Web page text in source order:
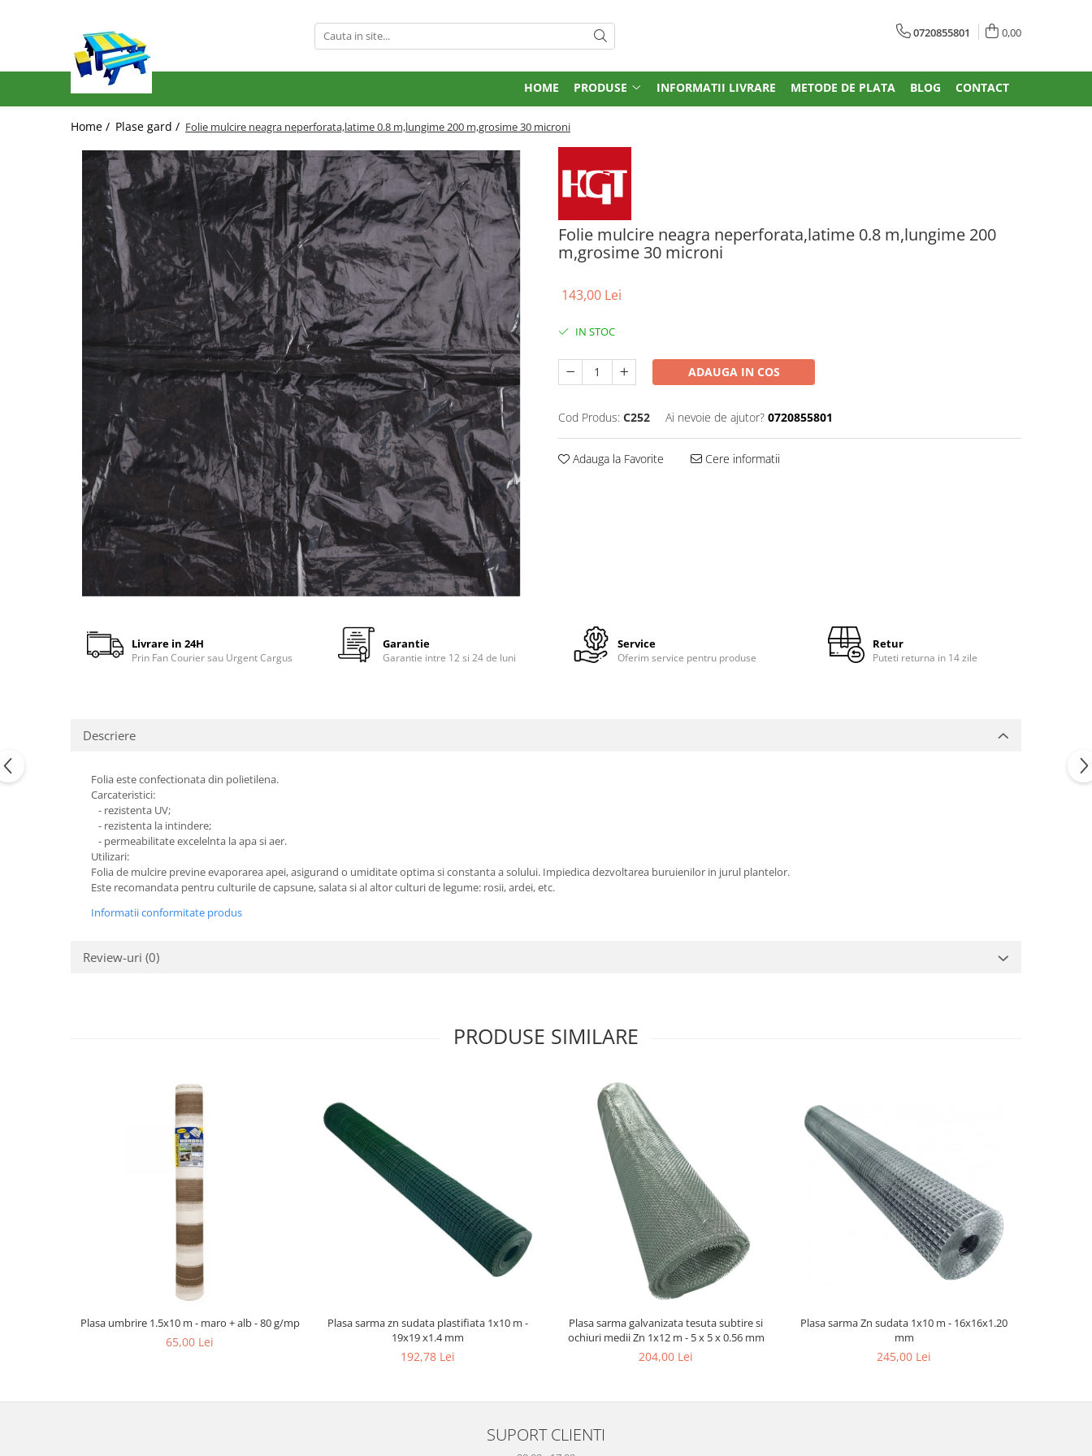
Produse
Plasa sarma galvanizata zincata
Plasa sarma rabitz
Sarma moale
Plase polietilena
Plase anti insecte
Plase anti pasari
Plase anti buruieni
Plase castraveti
Cosuri Pentru Gunoi
Butoaie pentru vin
Tocatoare crengi
Chiuvete Baie si Bucatarie
0720855801 0,00
HOME PRODUSE INFORMATII LIVRARE METODE DE PLATA BLOG CONTACT
Home / Plase gard / Folie mulcire neagra neperforata,latime 0.8 m,lungime 200 m,grosime 30 microni
Folie mulcire neagra neperforata,latime 0.8 m,lungime 200
m,grosime 30 microni
143,00 Lei
IN STOC
ADAUGA IN COS
Cod Produs: C252 Ai nevoie de ajutor? 0720855801
Adauga la Favorite Cere informatii
Livrare in 24H
Prin Fan Courier sau Urgent Cargus
Garantie
Garantie intre 12 si 24 de luni
Service
Oferim service pentru produse
Retur
Puteti returna in 14 zile
Descriere
Folia este confectionata din polietilena.
Carcateristici:
- rezistenta UV;
- rezistenta la intindere;
- permeabilitate excelelnta la apa si aer.
Utilizari:
Folia de mulcire previne evaporarea apei, asigurand o umiditate optima si constanta a solului. Impiedica dezvoltarea buruienilor in jurul plantelor.
Este recomandata pentru culturile de capsune, salata si al altor culturi de legume: rosii, ardei, etc.
Informatii conformitate produs
Review-uri (0)
PRODUSE SIMILARE
Plasa umbrire 1.5x10 m - maro + alb - 80 g/mp
65,00 Lei
Plasa sarma zn sudata plastifiata 1x10 m -
19x19 x1.4 mm
192,78 Lei
Plasa sarma galvanizata tesuta subtire si
ochiuri medii Zn 1x12 m - 5 x 5 x 0.56 mm
204,00 Lei
Plasa sarma Zn sudata 1x10 m - 16x16x1.20
mm
245,00 Lei
SUPORT CLIENTI